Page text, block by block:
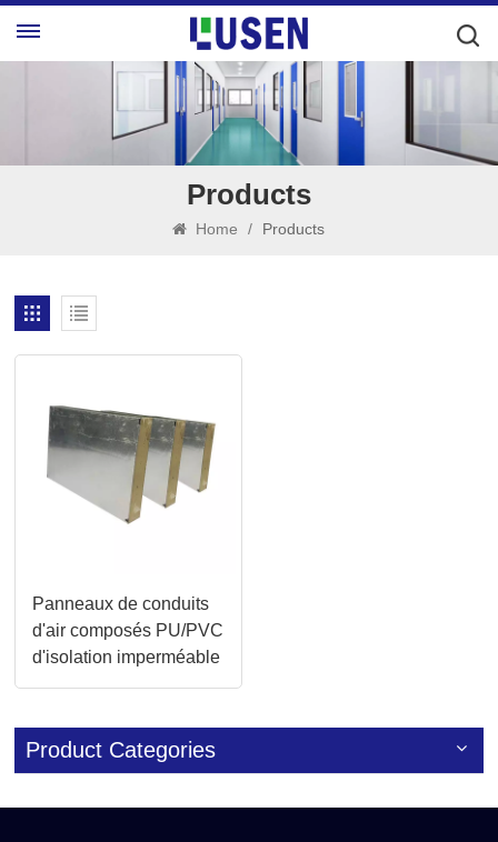
Products
Home / Products
Panneaux de conduits
d'air composés PU/PVC
d'isolation imperméable
personnalisée
Product Categories